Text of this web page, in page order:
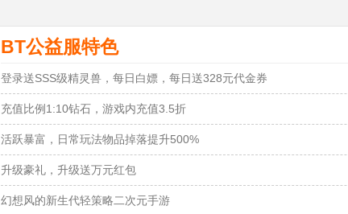
BT公益服特色
登录送SSS级精灵兽，每日白嫖，每日送328元代金券
充值比例1:10钻石，游戏内充值3.5折
活跃暴富，日常玩法物品掉落提升500%
升级豪礼，升级送万元红包
幻想风的新生代轻策略二次元手游